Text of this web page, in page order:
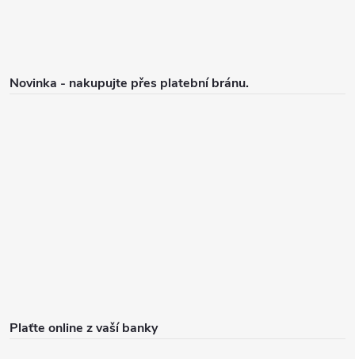
Novinka - nakupujte přes platební bránu.
Plaťte online z vaší banky